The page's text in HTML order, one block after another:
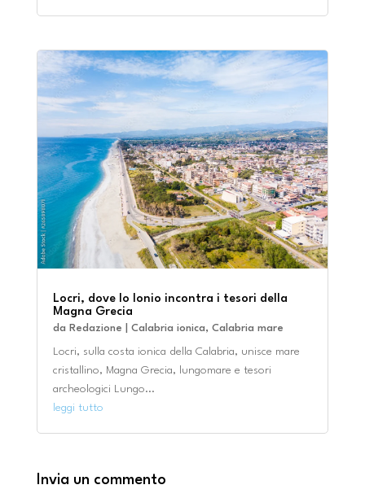
Locri, dove lo Ionio incontra i tesori della
Magna Grecia
da Redazione Calabria ionica, Calabria mare
Locri, sulla costa ionica della Calabria, unisce mare
cristallino, Magna Grecia, lungomare e tesori
archeologici Lungo...
leggi tutto
Invia un commento